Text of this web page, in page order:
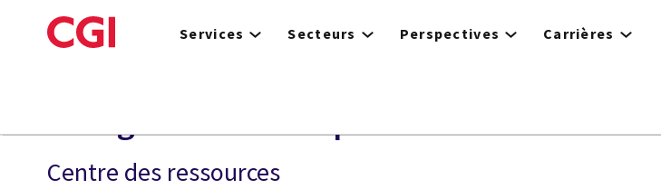
to
Services Secteurs Perspectives Carrières
Centre des ressources